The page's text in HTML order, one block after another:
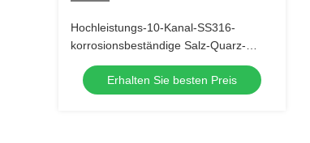
Hochleistungs-10-Kanal-SS316-
korrosionsbeständige Salz-Quarz-
Mineralien-Farbsortiermaschine mit
99,99 % Sortiergenauigkeit
Erhalten Sie besten Preis